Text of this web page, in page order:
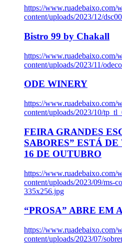
https://www.ruadebaixo.com/
content/uploads/2023/12/
Bistro 99 by Chakall
https://www.ruadebaixo.com/
content/uploads/2023/11/
ODE WINERY
https://www.ruadebaixo.com/
content/uploads/2023/10/
FEIRA GRANDES
SABORES” ESTÁ
16 DE OUTUBRO
https://www.ruadebaixo.com/
content/uploads/2023/09/ms-
335x256.jpg
“PROSA” ABRE EM
https://www.ruadebaixo.com/
content/uploads/2023/07/